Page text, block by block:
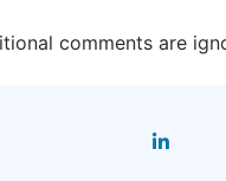
comments are